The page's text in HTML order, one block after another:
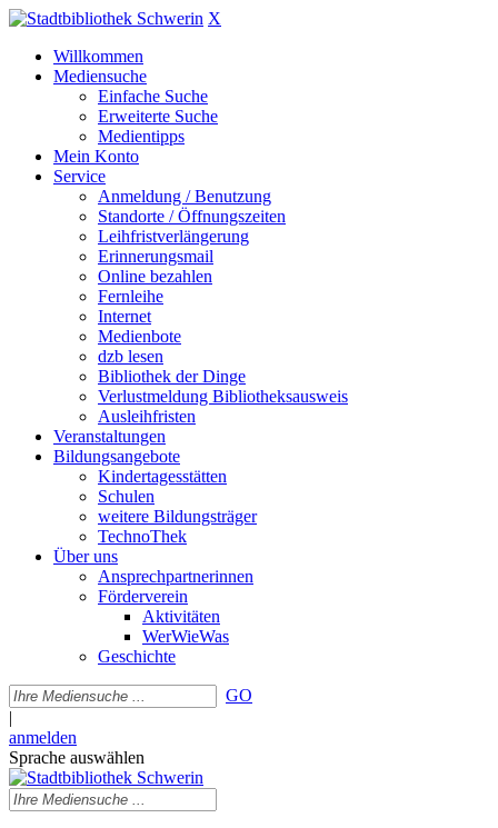
X
Willkommen
Mediensuche
Einfache Suche
Erweiterte Suche
Medientipps
Mein Konto
Service
Anmeldung / Benutzung
Standorte / Öffnungszeiten
Leihfristverlängerung
Erinnerungsmail
Online bezahlen
Fernleihe
Internet
Medienbote
dzb lesen
Bibliothek der Dinge
Verlustmeldung Bibliotheksausweis
Ausleihfristen
Veranstaltungen
Bildungsangebote
Kindertagesstätten
Schulen
weitere Bildungsträger
TechnoThek
Über uns
Ansprechpartnerinnen
Förderverein
Aktivitäten
WerWieWas
Geschichte
GO
|
anmelden
Sprache auswählen